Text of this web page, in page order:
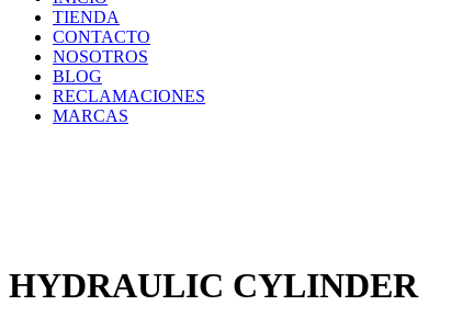
TIENDA
CONTACTO
NOSOTROS
BLOG
RECLAMACIONES
MARCAS
HYDRAULIC CYLINDER